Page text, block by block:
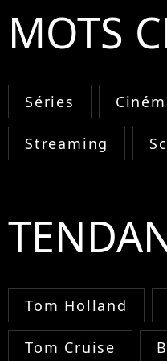
MOTS
Séries
Streaming
Tom Holland
Tom Cruise